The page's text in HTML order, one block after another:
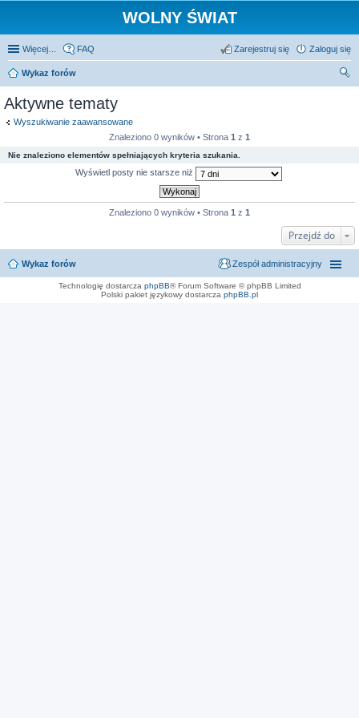
WOLNY ŚWIAT
Więcej… FAQ Zaloguj się
Zarejestruj się
Wykaz forów
Aktywne tematy
Wyszukiwanie zaawansowane
Znaleziono 0 wyników • Strona 1 z 1
Nie znaleziono elementów spełniających kryteria szukania.
Wyświetl posty nie starsze niż
Znaleziono 0 wyników • Strona 1 z 1
Przejdź do
Wykaz forów Zespół administracyjny
Technologię dostarcza phpBB® Forum Software © phpBB Limited
Polski pakiet językowy dostarcza phpBB.pl